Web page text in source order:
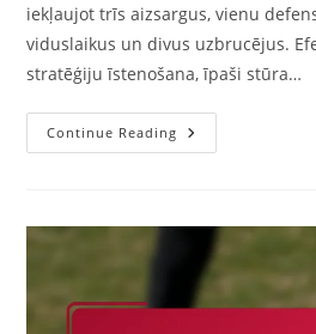
iekļaujot trīs aizsargus, vienu
viduslaikus un divus uzbrucējus.
stratēģiju īstenošana, īpaši stūra…
Continue Reading 3-
1-
Standartspēles
Stratēģijas,
Stūra
Sitieni,
Brīvie
Sitieni